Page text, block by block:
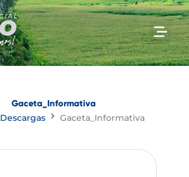
Gaceta_Informativa
Descargas Gaceta_Informativa